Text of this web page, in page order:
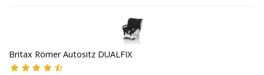
Britax Römer Autositz DUALFIX